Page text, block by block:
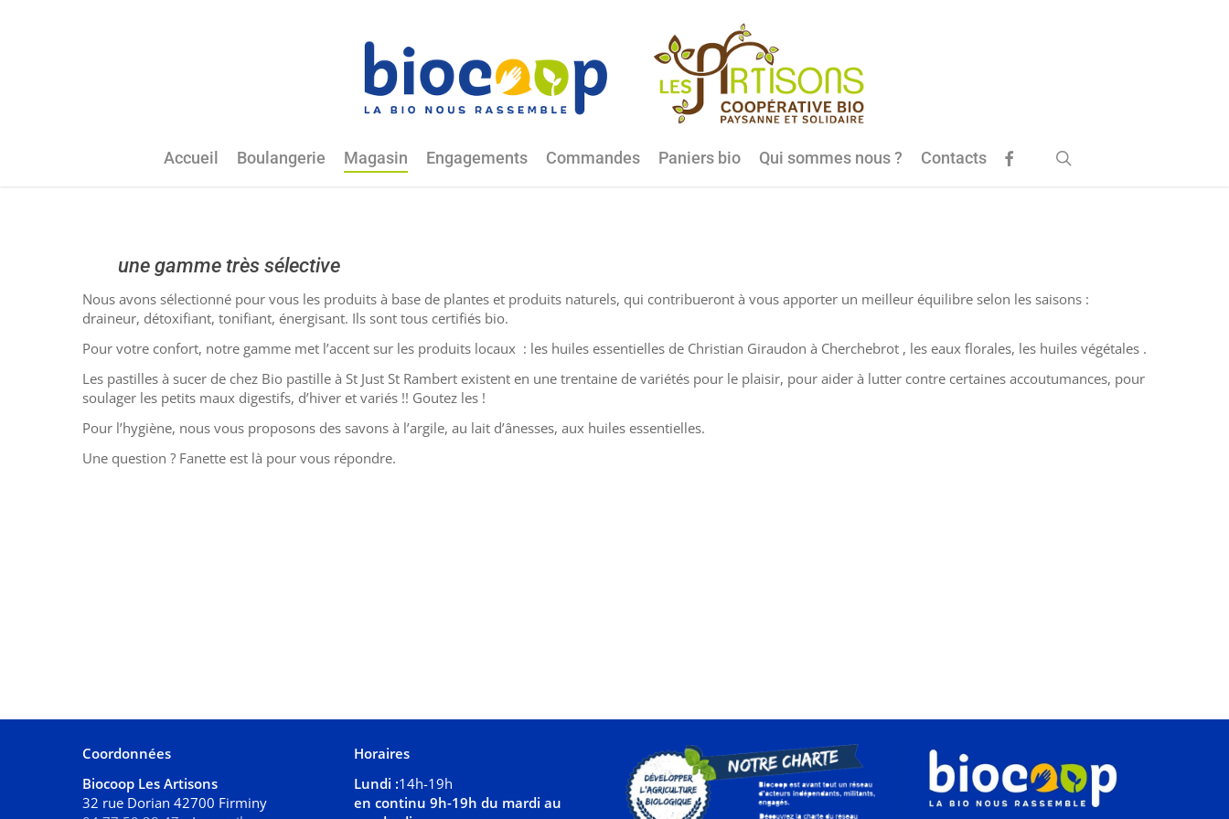
Accueil Boulangerie Magasin Engagements Commandes Paniers bio Qui sommes nous ? Contacts facebook
une gamme très sélective
Nous avons sélectionné pour vous les produits à base de plantes et produits naturels, qui contribueront à vous apporter un meilleur équilibre selon les saisons :
draineur, détoxifiant, tonifiant, énergisant. Ils sont tous certifiés bio.
Pour votre confort, notre gamme met l’accent sur les produits locaux : les huiles essentielles de Christian Giraudon à Cherchebrot , les eaux florales, les huiles végétales .
Les pastilles à sucer de chez Bio pastille à St Just St Rambert existent en une trentaine de variétés pour le plaisir, pour aider à lutter contre certaines accoutumances, pour
soulager les petits maux digestifs, d’hiver et variés !! Goutez les !
Pour l’hygiène, nous vous proposons des savons à l’argile, au lait d’ânesses, aux huiles essentielles.
Une question ? Fanette est là pour vous répondre.
Coordonnées
Biocoop Les Artisons
32 rue Dorian 42700 Firminy
Horaires
Lundi :14h-19h
en continu 9h-19h du mardi au